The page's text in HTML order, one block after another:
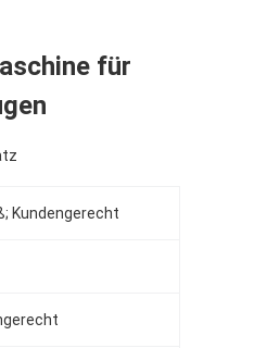
für
Kundengerecht